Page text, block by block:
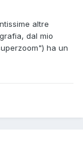
altre
dal mio
ha un